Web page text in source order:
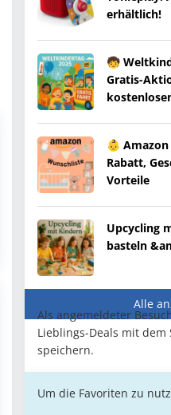
erhältlich!
🧒
Gratis-
👶
Rabatt,
Vorteile
Upcycling
basteln
Alle
Als angemeldeter
Lieblings-Deals mit dem
speichern.
Um die Favoriten zu